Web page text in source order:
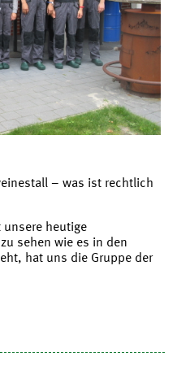
– was ist rechtlich
unsere heutige
sehen wie es in den
hat uns die Gruppe der